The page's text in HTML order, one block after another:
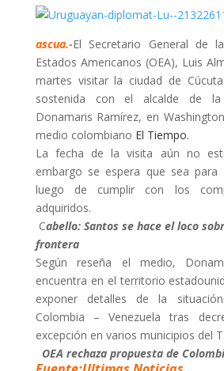
ascua.-El Secretario General de
Estados Americanos (OEA), Luis
martes visitar la ciudad de
sostenida con el alcalde de la
Donamaris Ramírez, en
medio colombiano El Tiempo.
La fecha de la visita aún no
embargo se espera que sea para
luego de cumplir con los
adquiridos.
Cabello: Santos se hace el loco
frontera
Según reseña el medio,
encuentra en el territorio
exponer detalles de la
Colombia – Venezuela tras
excepción en varios municipios del
OEA rechaza propuesta de